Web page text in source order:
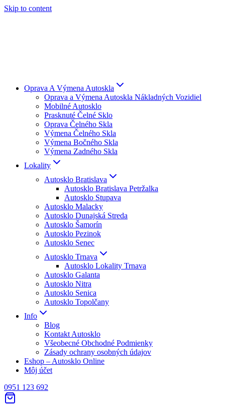
Skip to content
Oprava A Výmena Autoskla
Oprava a Výmena Autoskla Nákladných Vozidiel
Mobilné Autosklo
Prasknuté Čelné Sklo
Oprava Čelného Skla
Výmena Čelného Skla
Výmena Bočného Skla
Výmena Zadného Skla
Lokality
Autosklo Bratislava
Autosklo Bratislava Petržalka
Autosklo Stupava
Autosklo Malacky
Autosklo Dunajská Streda
Autosklo Šamorín
Autosklo Pezinok
Autosklo Senec
Autosklo Trnava
Autosklo Lokality Trnava
Autosklo Galanta
Autosklo Nitra
Autosklo Senica
Autosklo Topolčany
Info
Blog
Kontakt Autosklo
Všeobecné Obchodné Podmienky
Zásady ochrany osobných údajov
Eshop – Autosklo Online
Môj účet
0951 123 692